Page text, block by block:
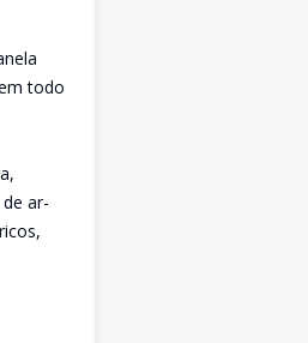
todo
ar-